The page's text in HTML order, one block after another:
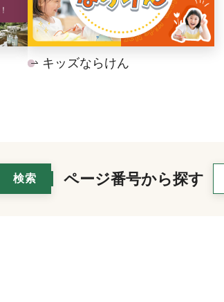
キッズならけん
ページ番号から探す